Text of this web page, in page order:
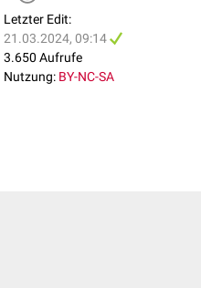
Letzter Edit:
21.03.2024, 09:14
3.650 Aufrufe
Nutzung: BY-NC-SA